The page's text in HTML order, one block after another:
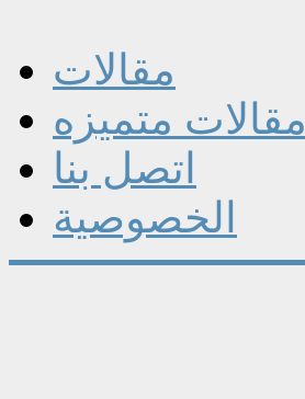
مقالات
مقالات متميزه
اتصل بنا
الخصوصية